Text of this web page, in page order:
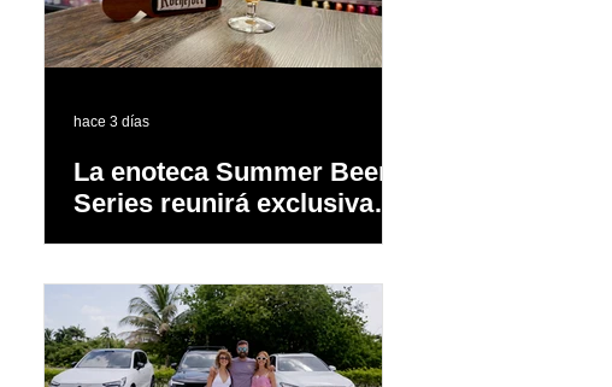
La enoteca Summer Beer
Series reunirá exclusivas
público
hace 3 días